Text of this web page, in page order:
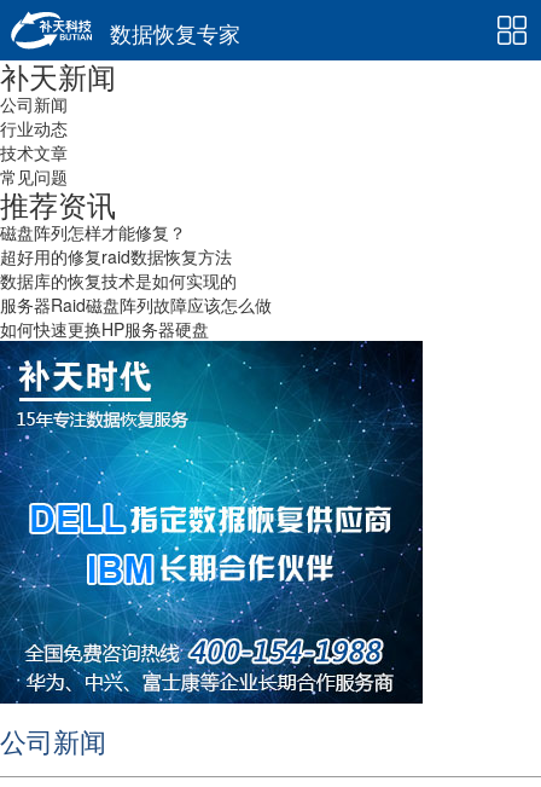
数据恢复专家
补天新闻
公司新闻
行业动态
技术文章
常见问题
推荐资讯
磁盘阵列怎样才能修复？
超好用的修复raid数据恢复方法
数据库的恢复技术是如何实现的
服务器Raid磁盘阵列故障应该怎么做
如何快速更换HP服务器硬盘
公司新闻